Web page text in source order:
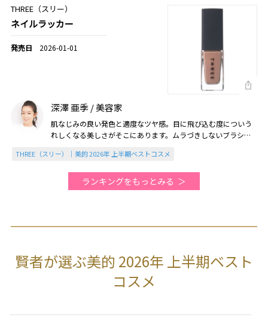
THREE（スリー）
ネイルラッカー
2026-01-01
深澤 亜季 / 美容家
肌なじみの良い発色と適度なツヤ感。目に飛び込む度についう
れしくなる美しさがそこにあります。ムラづきしないブラシの
THREE（スリー）｜美的 2026年 上半期ベストコスメ
ランキングをもっとみる
賢者が選ぶ美的 2026年 上半期ベスト
コスメ